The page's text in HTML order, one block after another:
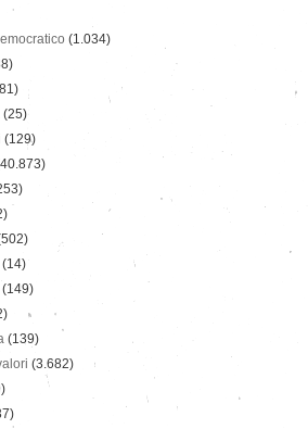
(1.034)
(25)
(129)
(14)
(149)
(139)
(3.682)